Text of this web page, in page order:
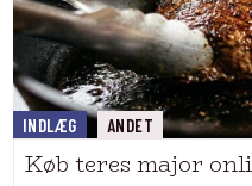
INDLÆG ANDET
Køb teres major